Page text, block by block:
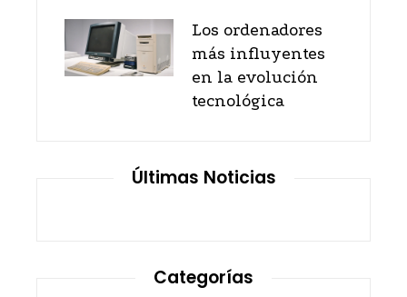
Los ordenadores
más influyentes
en la evolución
tecnológica
Últimas Noticias
Categorías